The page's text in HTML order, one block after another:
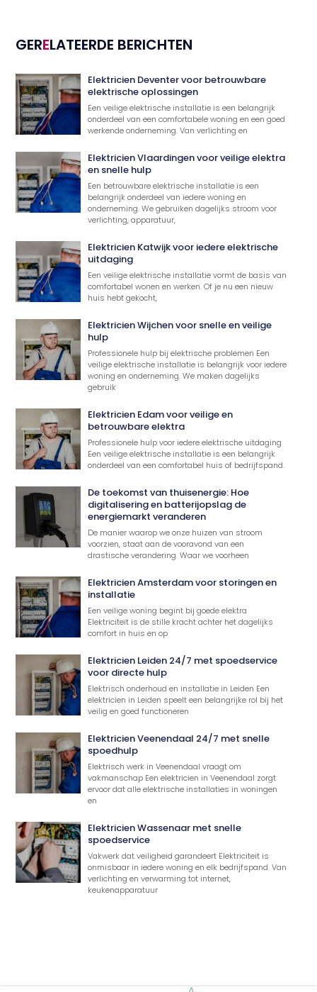
GERELATEERDE BERICHTEN
Elektricien Deventer voor betrouwbare
elektrische oplossingen
Een veilige elektrische installatie is een belangrijk
onderdeel van een comfortabele woning en een goed
werkende onderneming. Van verlichting en
Elektricien Vlaardingen voor veilige elektra
en snelle hulp
Een betrouwbare elektrische installatie is een
belangrijk onderdeel van iedere woning en
onderneming. We gebruiken dagelijks stroom voor
verlichting, apparatuur,
Elektricien Katwijk voor iedere elektrische
uitdaging
Een veilige elektrische installatie vormt de basis van
comfortabel wonen en werken. Of je nu een nieuw
huis hebt gekocht,
Elektricien Wijchen voor snelle en veilige
hulp
Professionele hulp bij elektrische problemen Een
veilige elektrische installatie is belangrijk voor iedere
woning en onderneming. We maken dagelijks
gebruik
Elektricien Edam voor veilige en
betrouwbare elektra
Professionele hulp voor iedere elektrische uitdaging
Een veilige elektrische installatie is een belangrijk
onderdeel van een comfortabel huis of bedrijfspand.
De toekomst van thuisenergie: Hoe
digitalisering en batterijopslag de
energiemarkt veranderen
De manier waarop we onze huizen van stroom
voorzien, staat aan de vooravond van een
drastische verandering. Waar we voorheen
Elektricien Amsterdam voor storingen en
installatie
Een veilige woning begint bij goede elektra
Elektriciteit is de stille kracht achter het dagelijks
comfort in huis en op
Elektricien Leiden 24/7 met spoedservice
voor directe hulp
Elektrisch onderhoud en installatie in Leiden Een
elektricien in Leiden speelt een belangrijke rol bij het
veilig en goed functioneren
Elektricien Veenendaal 24/7 met snelle
spoedhulp
Elektrisch werk in Veenendaal vraagt om
vakmanschap Een elektricien in Veenendaal zorgt
ervoor dat alle elektrische installaties in woningen
en
Elektricien Wassenaar met snelle
spoedservice
Vakwerk dat veiligheid garandeert Elektriciteit is
onmisbaar in iedere woning en elk bedrijfspand. Van
verlichting en verwarming tot internet,
keukenapparatuur